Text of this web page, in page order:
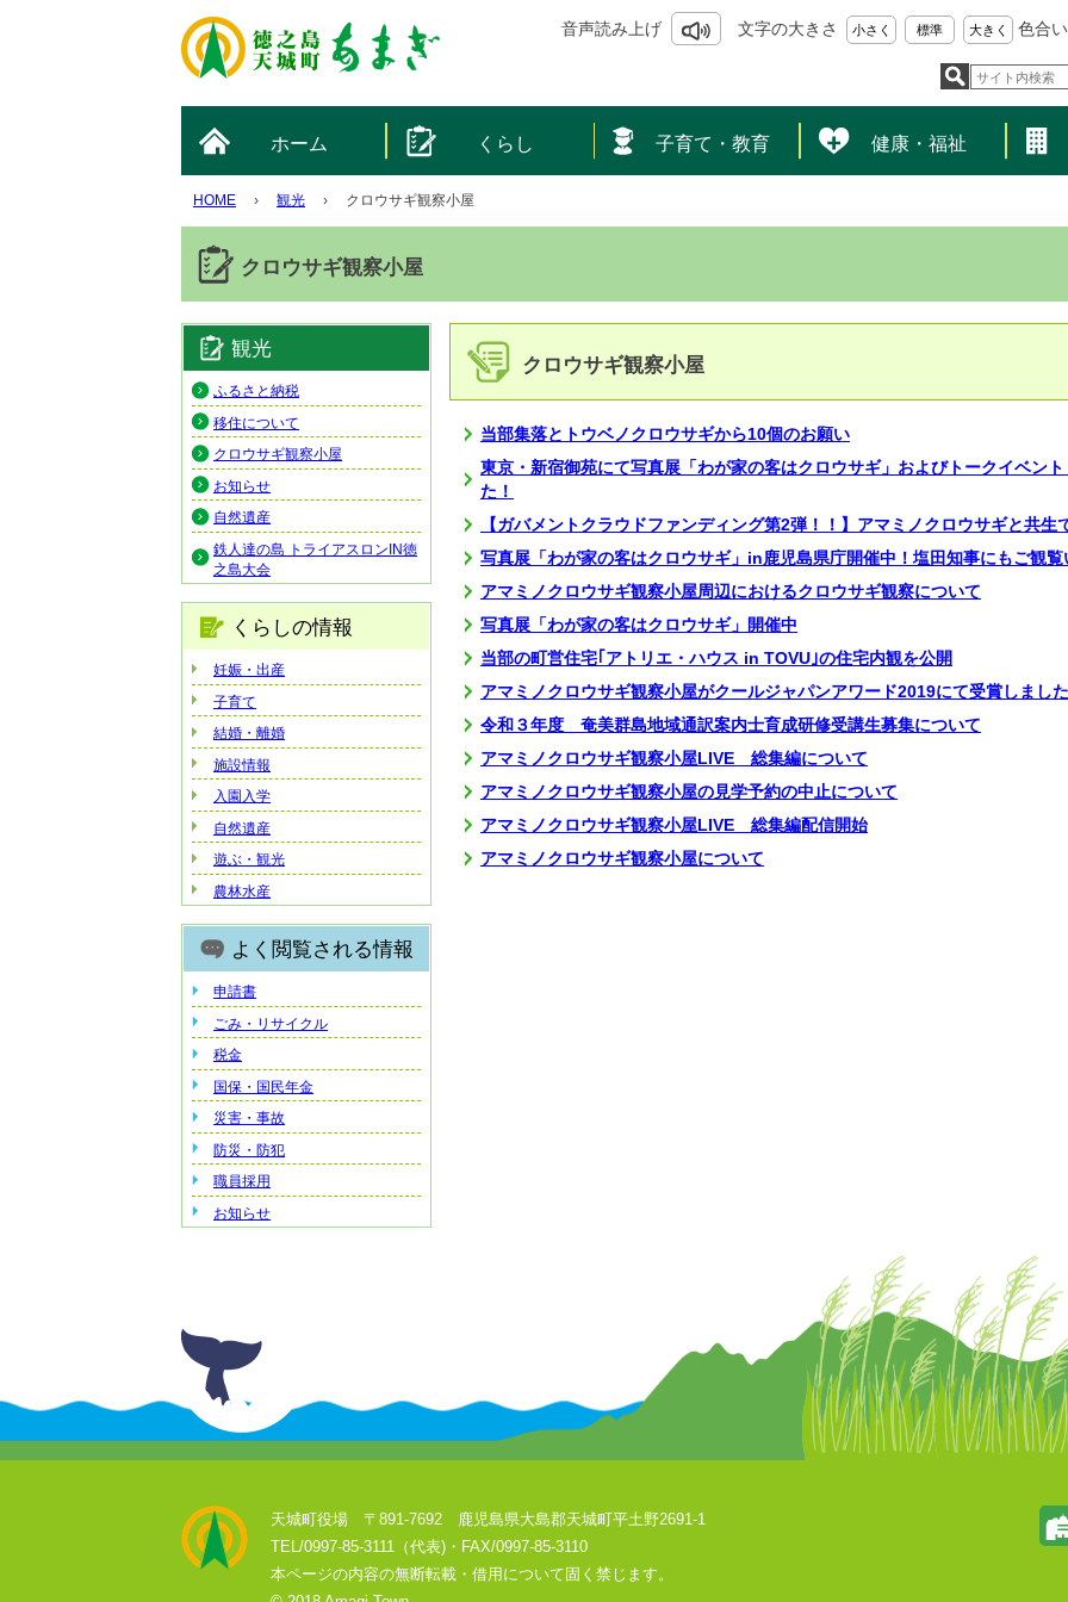
音声読み上げ 文字の大きさ 小さく 標準 大きく 色合
ホーム くらし 子育て・教育 健康・福祉
HOME › 観光 › クロウサギ観察小屋
クロウサギ観察小屋
クロウサギ観察小屋
当部集落とトウベノクロウサギから10個のお願い
東京・新宿御苑にて写真展「わが家の客はクロウサギ」およびトークイベン
た！
【ガバメントクラウドファンディング第2弾！！】アマミノクロウサギと共生
写真展「わが家の客はクロウサギ」in鹿児島県庁開催中！塩田知事にもご観覧
アマミノクロウサギ観察小屋周辺におけるクロウサギ観察について
写真展「わが家の客はクロウサギ」開催中
当部の町営住宅｢アトリエ・ハウス in TOVU｣の住宅内観を公開
アマミノクロウサギ観察小屋がクールジャパンアワード2019にて受賞しました
令和３年度 奄美群島地域通訳案内士育成研修受講生募集について
アマミノクロウサギ観察小屋LIVE 総集編について
アマミノクロウサギ観察小屋の見学予約の中止について
アマミノクロウサギ観察小屋LIVE 総集編配信開始
アマミノクロウサギ観察小屋について
観光
ふるさと納税
移住について
クロウサギ観察小屋
お知らせ
自然遺産
鉄人達の島 トライアスロンIN徳
之島大会
くらしの情報
妊娠・出産
子育て
結婚・離婚
施設情報
入園入学
自然遺産
遊ぶ・観光
農林水産
よく閲覧される情報
申請書
ごみ・リサイクル
税金
国保・国民年金
災害・事故
防災・防犯
職員採用
お知らせ
天城町役場 〒891-7692 鹿児島県大島郡天城町平土野2691-1
TEL/0997-85-3111（代表)・FAX/0997-85-3110
本ページの内容の無断転載・借用について固く禁じます。